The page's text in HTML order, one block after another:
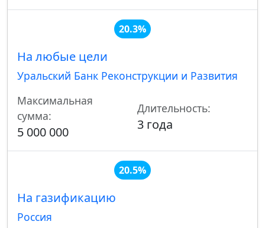
20.3%
На любые цели
Уральский Банк Реконструкции и Развития
Максимальная
сумма:
5 000 000
Длительность:
3 года
20.5%
На газификацию
Россия